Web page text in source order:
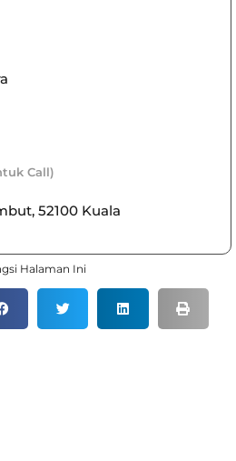
Call)
52100 Kuala
Halaman Ini